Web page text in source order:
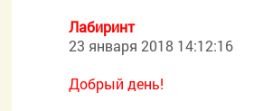
Лабиринт
23 января 2018 14:12:16
Добрый день!